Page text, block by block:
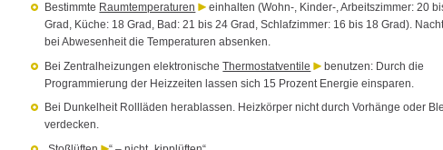
Bestimmte Raumtemperaturen
einhalten (Wohn-, Kinder-, Arbeitszimmer: 20
Grad, Küche: 18 Grad, Bad: 21 bis 24 Grad, Schlafzimmer: 16 bis 18 Grad).
bei Abwesenheit die Temperaturen absenken.
Bei Zentralheizungen elektronischeThermostatventile
benutzen: Durch die
Programmierung der Heizzeiten lassen sich 15 Prozent Energie einsparen.
Bei Dunkelheit Rollläden herablassen. Heizkörper nicht durch Vorhänge oder
verdecken.